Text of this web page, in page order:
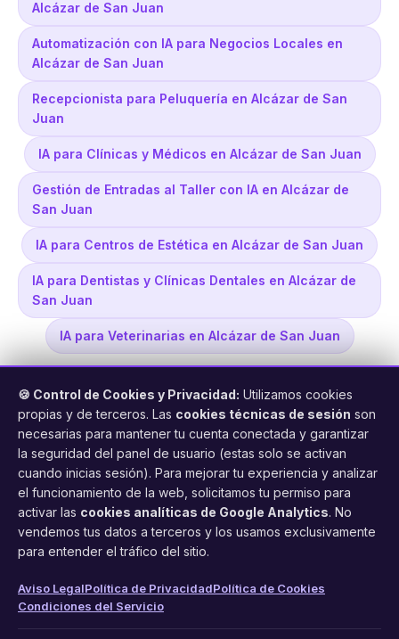
Alcázar de San Juan
Automatización con IA para Negocios Locales en
Alcázar de San Juan
Recepcionista para Peluquería en Alcázar de San
Juan
IA para Clínicas y Médicos en Alcázar de San Juan
Gestión de Entradas al Taller con IA en Alcázar de
San Juan
IA para Centros de Estética en Alcázar de San Juan
IA para Dentistas y Clínicas Dentales en Alcázar de
San Juan
IA para Veterinarias en Alcázar de San Juan
FacilCita
Asistente inteligente de citas por teléfono y WhatsApp.
Gestión profesional de agenda con IA para tu negocio.
Funciones
Aviso Legal
🍪 Control de Cookies y Privacidad: Utilizamos cookies
propias y de terceros. Las cookies técnicas de sesión son
necesarias para mantener tu cuenta conectada y garantizar
la seguridad del panel de usuario (estas solo se activan
cuando inicias sesión). Para mejorar tu experiencia y analizar
el funcionamiento de la web, solicitamos tu permiso para
activar las cookies analíticas de Google Analytics. No
vendemos tus datos a terceros y los usamos exclusivamente
para entender el tráfico del sitio.
Aviso LegalPolítica de PrivacidadPolítica de Cookies
Condiciones del Servicio